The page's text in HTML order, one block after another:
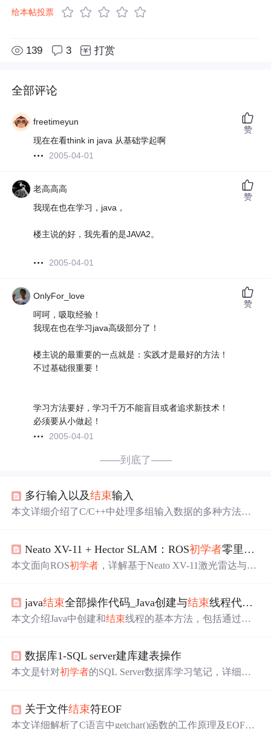
给本帖投票
139 3 打赏
全部评论
freetimeyun
现在在看think in java 从基础学起啊
2005-04-01
赞
老高高高
我现在也在学习，java，
楼主说的好，我先看的是JAVA2。
2005-04-01
赞
OnlyFor_love
呵呵，吸取经验！
我现在也在学习java高级部分了！
楼主说的最重要的一点就是：实践才是最好的方法！
不过基础很重要！
学习方法要好，学习千万不能盲目或者追求新技术！
必须要从小做起！
2005-04-01
赞
——到底了——
多行输入以及结束输入
本文详细介绍了C/C++中处理多组输入数据的多种方法，
握高效输入技巧。
Neato XV-11 + Hector SLAM：ROS初学者零里程计建图实战指南
本文面向ROS初学者 ，详解基于Neato XV-11激光雷达与He
优势；涵盖UDEV设备绑定、TF坐标系构建（尤其是base_l
ink到laser的0.18m高度校准）、关键参数物理含义及调优方
java结束全部操作代码_Java创建与结束线程代码示例
本文介绍Java中创建和结束线程的基本方法，包括通过继
数据库1-SQL server建库建表操作
本文是针对初学者的SQL Server数据库学习笔记，详细介
作。关于文件结束符EOF
本文详细解析了C语言中getchar()函数的工作原理及EOF的